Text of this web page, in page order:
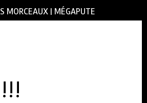
MORCEAUX | MÉGAPUTE